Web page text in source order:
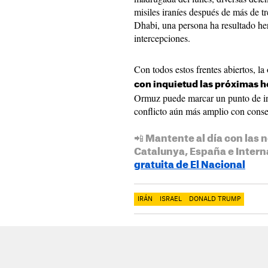
misiles iraníes después de más de
Dhabi, una persona ha resultado
intercepciones.
Con todos estos frentes abiertos, la
con inquietud las próximas
Ormuz puede marcar un punto de
conflicto aún más amplio con
📲 Mantente al día con las
Catalunya, España e
gratuita de El Nacional
IRÁN ISRAEL DONALD TRUMP